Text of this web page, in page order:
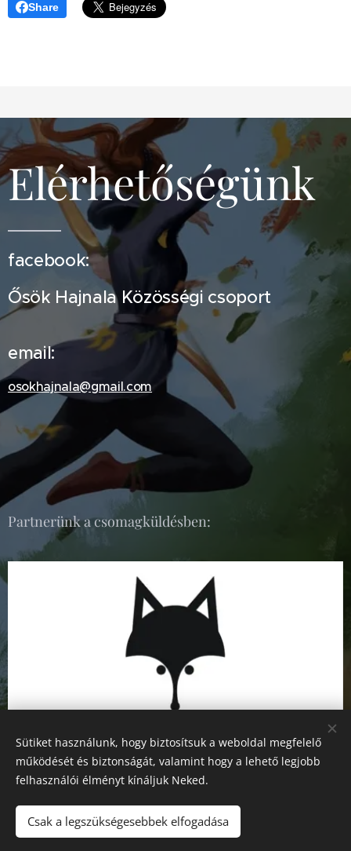
Share
Elérhetőségünk
facebook:
Ősök Hajnala Közösségi csoport
email:
osokhajnala@gmail.com
Partnerünk a csomagküldésben:
Sütiket használunk, hogy biztosítsuk a weboldal megfelelő
működését és biztonságát, valamint hogy a lehető legjobb
felhasználói élményt kínáljuk Neked.
Csak a legszükségesebbek elfogadása